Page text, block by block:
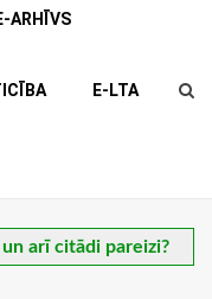
ARHĪVS
E-LTA
arī citādi pareizi?